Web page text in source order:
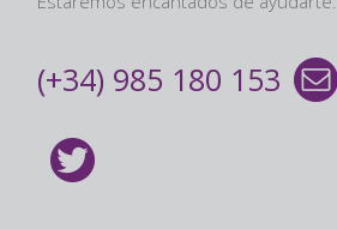
(+34) 985 180 153